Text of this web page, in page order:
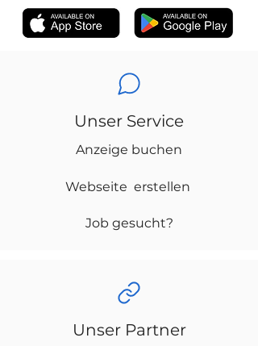
Unser Service
Anzeige buchen
Webseite erstellen
Job gesucht?
Unser Partner